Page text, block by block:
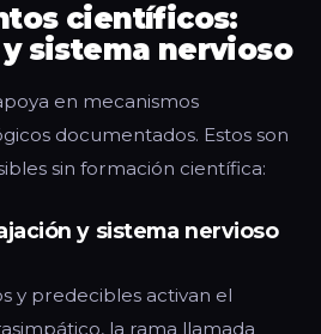
científicos:
sistema nervioso
en mecanismos
documentados. Estos son
sin formación científica:
y sistema nervioso
y predecibles activan el
la rama llamada